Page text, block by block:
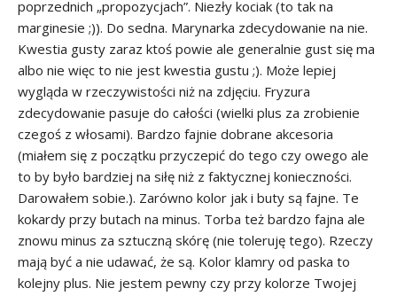
poprzednich „propozycjach”. Niezły kociak (to tak na
marginesie ;)). Do sedna. Marynarka zdecydowanie na nie.
Kwestia gusty zaraz ktoś powie ale generalnie gust się ma
albo nie więc to nie jest kwestia gustu ;). Może lepiej
wygląda w rzeczywistości niż na zdjęciu. Fryzura
zdecydowanie pasuje do całości (wielki plus za zrobienie
czegoś z włosami). Bardzo fajnie dobrane akcesoria
(miałem się z początku przyczepić do tego czy owego ale
to by było bardziej na siłę niż z faktycznej konieczności.
Darowałem sobie.). Zarówno kolor jak i buty są fajne. Te
kokardy przy butach na minus. Torba też bardzo fajna ale
znowu minus za sztuczną skórę (nie toleruję tego). Rzeczy
mają być a nie udawać, że są. Kolor klamry od paska to
kolejny plus. Nie jestem pewny czy przy kolorze Twojej